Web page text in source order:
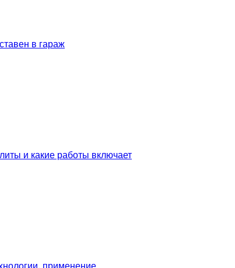
в гараж
и какие работы включает
применение